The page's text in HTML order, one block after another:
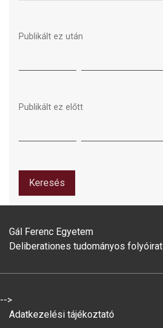
Publikált ez után
Publikált ez előtt
Keresés
Gál Ferenc Egyetem
Deliberationes tudományos folyóirat
-->
Adatkezelési tájékoztató